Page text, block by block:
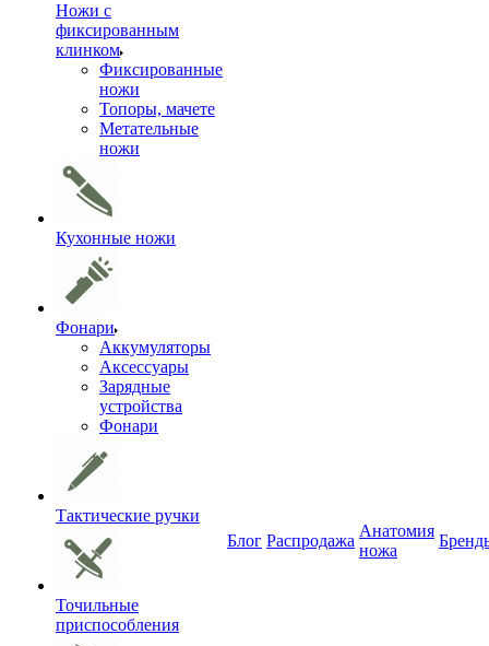
Ножи с
фиксированным
клинком
Фиксированные
ножи
Топоры, мачете
Метательные
ножи
Кухонные ножи
Фонари
Аккумуляторы
Аксессуары
Зарядные
устройства
Фонари
Тактические ручки
Точильные
приспособления
Блог Распродажа
Анатомия
ножа